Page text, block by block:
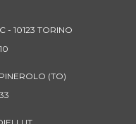
- 10123 TORINO
(TO)